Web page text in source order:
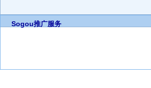
Sogou推广服务